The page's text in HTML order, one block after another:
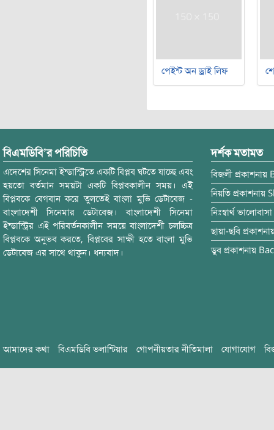
পেইন্ট অন ড্রাই লিফ
বিএমডিবি’র পরিচিতি
এদেশের সিনেমা ইন্ডাস্ট্রিতে একটি বিপ্লব ঘটতে যাচ্ছে এবং
হয়তো বর্তমান সময়টা একটি বিপ্লবকালীন সময়। এই
বিপ্লবকে বেগবান করে তুলতেই বাংলা মুভি ডেটাবেজ -
বাংলাদেশী সিনেমার ডেটাবেজ। বাংলাদেশী সিনেমা
ইন্ডাস্ট্রির এই পরিবর্তনকালীন সময়ে বাংলাদেশী চলচ্চিত্র
বিপ্লবকে অনুভব করতে, বিপ্লবের সাক্ষী হতে বাংলা মুভি
ডেটাবেজ এর সাথে থাকুন। ধন্যবাদ।
দর্শক মতামত
বিজলী প্রকাশনায়
নিয়তি প্রকাশনায়
নিঃস্বার্থ ভালোবাসা
ছায়া-ছবি
ডুব প্রকাশনায়
আমাদের কথা বিএমডিবি ভলান্টিয়ার গোপনীয়তার নীতিমালা যোগাযোগ